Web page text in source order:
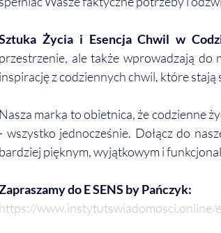
Życia i Esencja Chwil w
przestrzenie, ale także wprowadzają do
inspirację z codziennych chwil, które stają
Nasza marka to obietnica, że codzienne
wszystko jednocześnie. Dołącz do
bardziej pięknym, wyjątkowym i
do E SENS by Pańczyk:
https://www.instytutswiadomosci.online/